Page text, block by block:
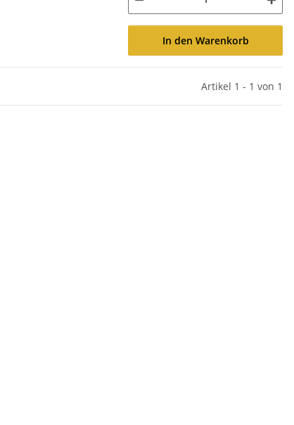
In den Warenkorb
Artikel 1 - 1 von 1